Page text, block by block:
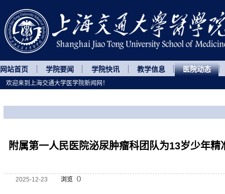
网站首页 学院要闻 学院快讯 教学信息 医院动态
附属第一人民医院泌尿肿瘤科团队为13岁少年
2025-12-23 浏览（）
欢迎来到上海交通大学医学院新闻网！